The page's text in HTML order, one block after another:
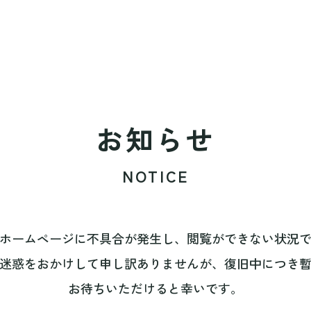
お知らせ
NOTICE
ームページに不具合が発生し、閲覧ができない状況で
惑をおかけして申し訳ありませんが、復旧中につき
お待ちいただけると幸いです。